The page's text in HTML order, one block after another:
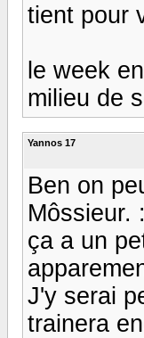
tient pour
le week
milieu de
Yannos 17
Ben on
Môssieur.
ça a un
J'y serai
trainera